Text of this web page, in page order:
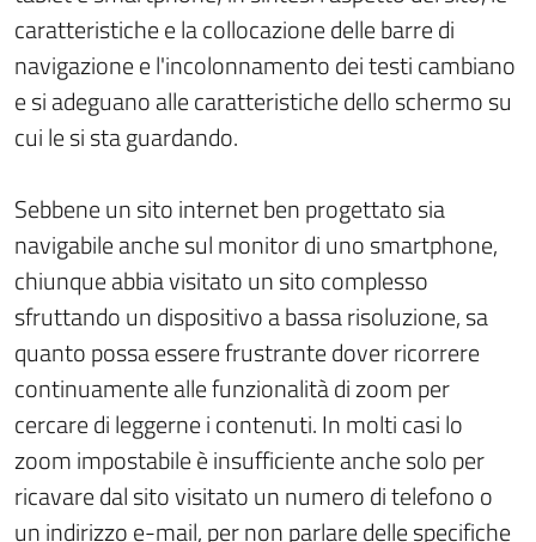
caratteristiche e la collocazione delle barre di
navigazione e l'incolonnamento dei testi cambiano
e si adeguano alle caratteristiche dello schermo su
cui le si sta guardando.
Sebbene un sito internet ben progettato sia
navigabile anche sul monitor di uno smartphone,
chiunque abbia visitato un sito complesso
sfruttando un dispositivo a bassa risoluzione, sa
quanto possa essere frustrante dover ricorrere
continuamente alle funzionalità di zoom per
cercare di leggerne i contenuti. In molti casi lo
zoom impostabile è insufficiente anche solo per
ricavare dal sito visitato un numero di telefono o
un indirizzo e-mail, per non parlare delle specifiche